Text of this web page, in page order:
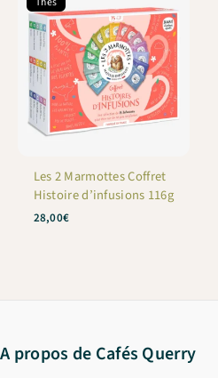
Les 2 Marmottes Coffret
Histoire d’infusions 116g
28,00€
A propos de Cafés Querry